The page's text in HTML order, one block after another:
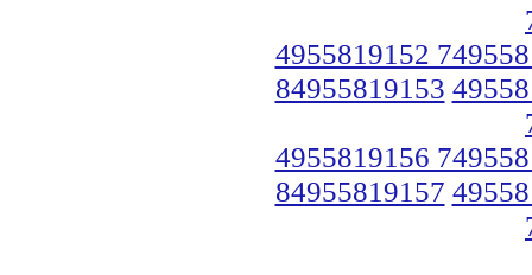
4955819152
84955819153
4955819156
84955819157